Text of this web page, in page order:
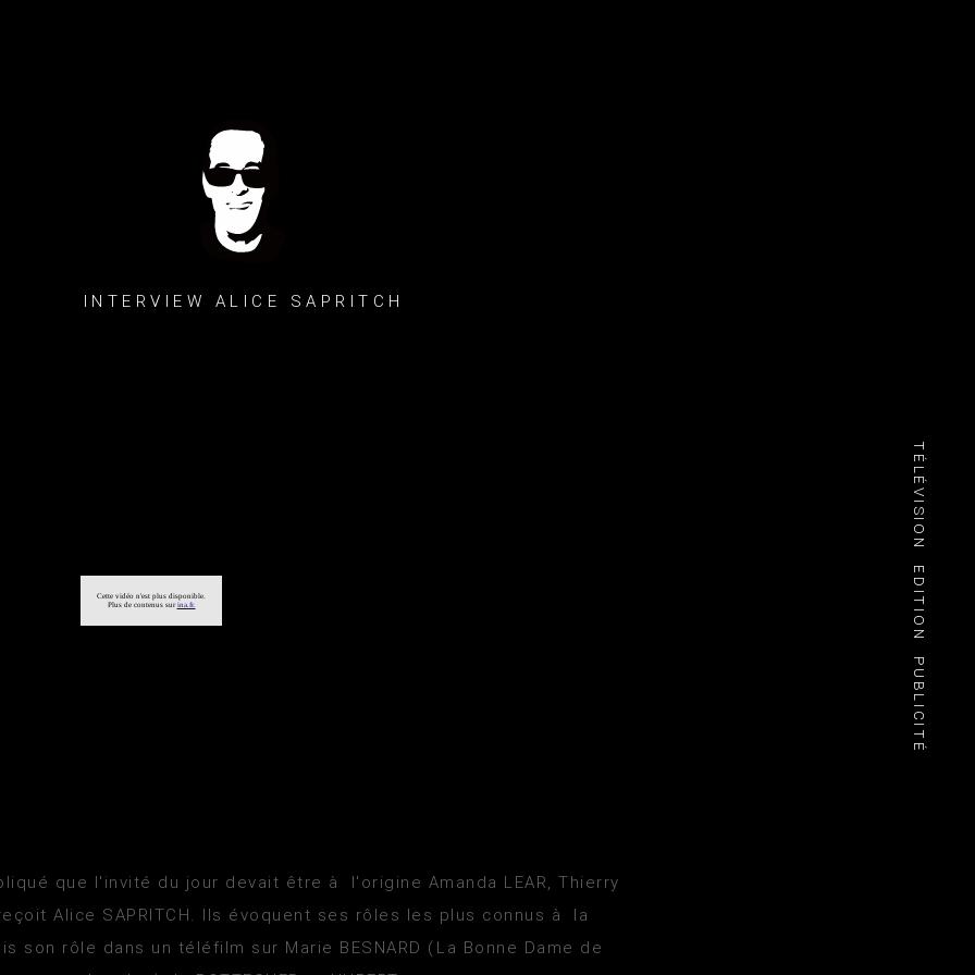
TÉLÉVISION
EDITION
PUBLICITÉ
INTERVIEW ALICE SAPRITCH
que l'invité du jour devait être à l'origine Amanda LEAR, Thierry
reçoit Alice SAPRITCH. Ils évoquent ses rôles les plus connus à la
son rôle dans un téléfilm sur Marie BESNARD (La Bonne Dame de